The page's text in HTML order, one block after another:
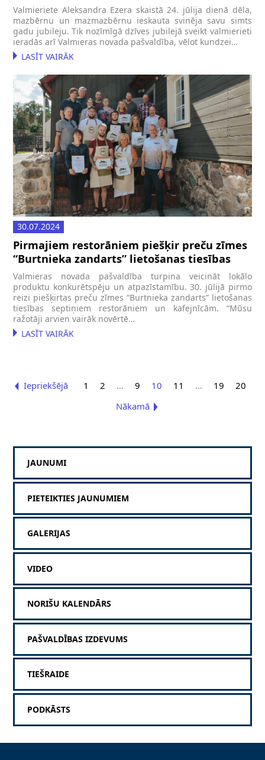
JAUNUMI
PIETEIKTIES JAUNUMIEM
GALERIJAS
VIDEO
NORIŠU KALENDĀRS
PAŠVALDĪBAS IZDEVUMS
TIEŠRAIDE
PODKĀSTS
Valmieriete Aleksandra Ezera skaistā 24. jūlija dienā dēla,
mazbērnu un mazmazbērnu ieskauta svinēja savu simts
gadu jubileju. Tik nozīmīgā dzīves jubilejā sveikt valmierieti
ieradās arī Valmieras novada pašvaldība, vēlot kundzei…
LASĪT VAIRĀK
30.07.2024
Pirmajiem restorāniem piešķir preču zīmes
“Burtnieka zandarts” lietošanas tiesības
Valmieras novada pašvaldība turpina veicināt lokālo
produktu konkurētspēju un atpazīstamību. 30. jūlijā pirmo
reizi piešķirtas preču zīmes “Burtnieka zandarts” lietošanas
tiesības septiņiem restorāniem un kafejnīcām. “Mūsu
ražotāji arvien vairāk novērtē…
LASĪT VAIRĀK
Iepriekšējā 1 2 … 9 10 11 … 19
20
Nākamā